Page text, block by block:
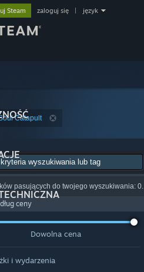
Steam zaloguj się język
Catapult
pasujących do twojego wyszukiwania: 0.
ceny
Dowolna cena
i wydarzenia